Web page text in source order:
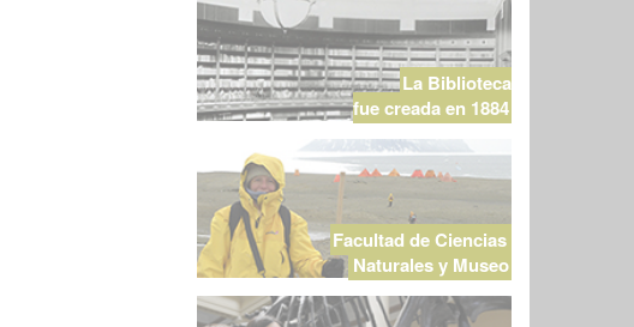
La Biblioteca
fue creada en 1884
Facultad de Ciencias
Naturales y Museo